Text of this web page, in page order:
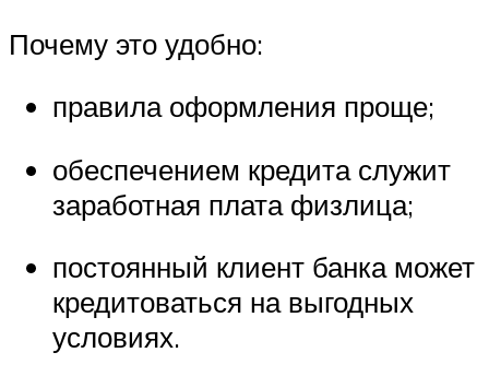
Почему это удобно:
правила оформления проще;
обеспечением кредита служит
заработная плата физлица;
постоянный клиент банка может
кредитоваться на выгодных
условиях.